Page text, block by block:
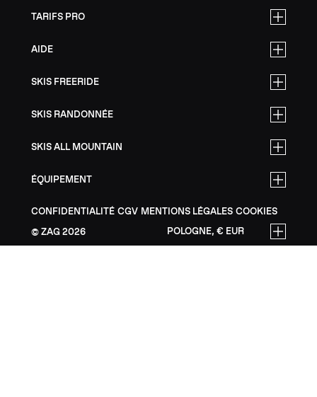
TARIFS PRO
AIDE
SKIS FREERIDE
SKIS RANDONNÉE
SKIS ALL MOUNTAIN
ÉQUIPEMENT
CONFIDENTIALITÉ CGV MENTIONS LÉGALES COOKIES
ZAG 2026 POLOGNE, € EUR